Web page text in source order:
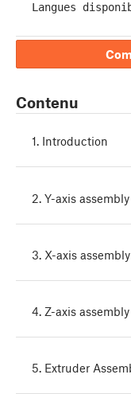
Langues
Contenu
1. Introduction
2. Y-axis assembly
3. X-axis assembly
4. Z-axis assembly
5. Extruder